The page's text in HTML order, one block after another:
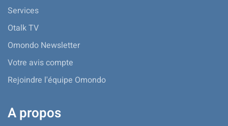
Services
Otalk TV
Omondo Newsletter
Votre avis compte
Rejoindre l'équipe Omondo
A propos